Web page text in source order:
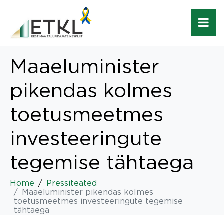
Maaeluminister
pikendas kolmes
toetusmeetmes
investeeringute
tegemise tähtaega
Home
Pressiteated
Maaeluminister pikendas kolmes
toetusmeetmes investeeringute tegemise
tähtaega